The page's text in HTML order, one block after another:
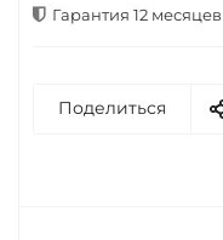
Гарантия 12 месяцев
Поделиться